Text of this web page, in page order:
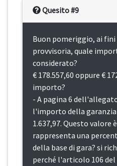
Quesito #9
Buon pomeriggio, ai
provvisoria, quale
considerato?
€ 178.557,60 oppure €
importo?
- A pagina 6
l'importo della garanzia
1.637,97. Questo valore
rappresenta una
della base di gara? si
perché l'articolo 106 del